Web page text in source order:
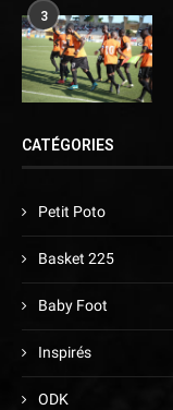
3
CATÉGORIES
Petit Poto
Basket 225
Baby Foot
Inspirés
ODK